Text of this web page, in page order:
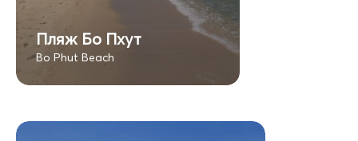
Пляж Бо Пхут
Bo Phut Beach